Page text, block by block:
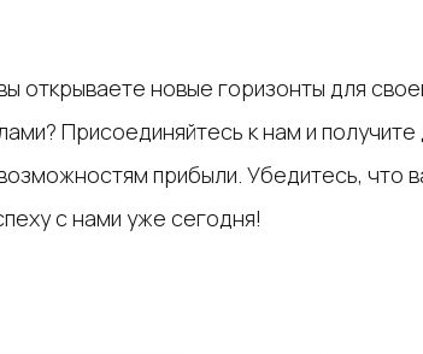
открываете новые горизонты для
Присоединяйтесь к нам и получите
прибыли. Убедитесь, что
с нами уже сегодня!